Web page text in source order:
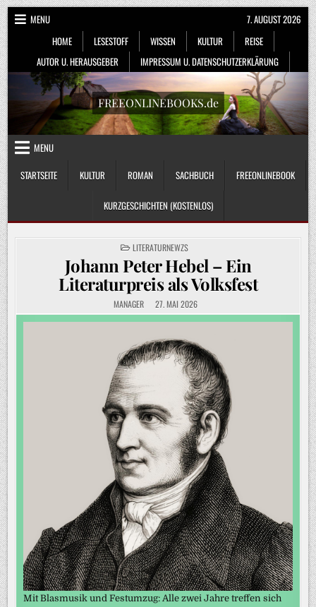
Skip
to
content
MENU
HOME
LESESTOFF WISSEN KULTUR
REISE
AUTOR U. HERAUSGEBER
IMPRESSUM U. DATENSCHUTZERKLÄRUNG
7. AUGUST 2026
FREEONLINEBOOKS.de
MENU
STARTSEITE
KULTUR ROMAN SACHBUCH FREEONLINEBOOK
KURZGESCHICHTEN (KOSTENLOS)
POSTED
IN
LITERATURNEWZS
Johann Peter Hebel – Ein
Literaturpreis als Volksfest
MANAGER 27. MAI 2026
Mit Blasmusik und Festumzug: Alle zwei Jahre treffen sich